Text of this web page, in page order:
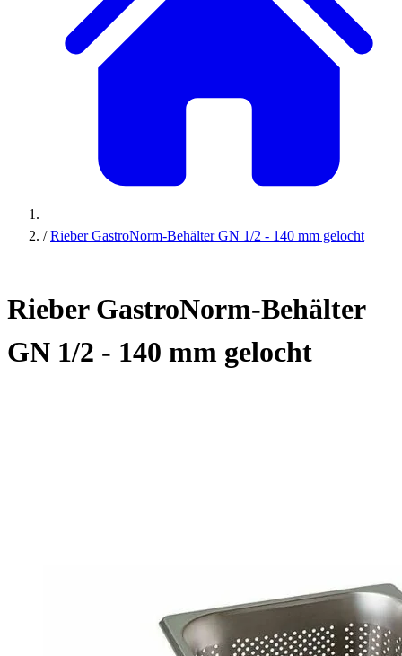
/ Rieber GastroNorm-Behälter GN 1/2 - 140 mm gelocht
Rieber GastroNorm-Behälter
GN 1/2 - 140 mm gelocht